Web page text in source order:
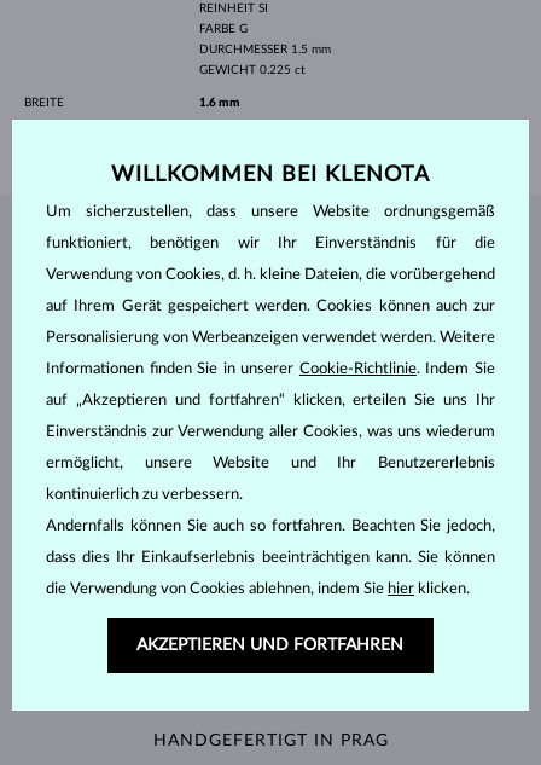
REINHEIT SI
FARBE G
DURCHMESSER 1.5 mm
GEWICHT 0.225 ct
BREITE 1.6 mm
SCHMUCK AUS DEMKLENOTA ATELIER
HANDGEFERTIGT IN PRAG
WILLKOMMEN BEI KLENOTA
Um sicherzustellen, dass unsere Website ordnungsgemäß
funktioniert, benötigen wir Ihr Einverständnis für die
Verwendung von Cookies, d. h. kleine Dateien, die vorübergehend
auf Ihrem Gerät gespeichert werden. Cookies können auch zur
Personalisierung von Werbeanzeigen verwendet werden. Weitere
Informationen finden Sie in unserer Cookie-Richtlinie. Indem Sie
auf „Akzeptieren und fortfahren“ klicken, erteilen Sie uns Ihr
Einverständnis zur Verwendung aller Cookies, was uns wiederum
ermöglicht, unsere Website und Ihr Benutzererlebnis
kontinuierlich zu verbessern.
Andernfalls können Sie auch so fortfahren. Beachten Sie jedoch,
dass dies Ihr Einkaufserlebnis beeinträchtigen kann. Sie können
die Verwendung von Cookies ablehnen, indem Sie hier klicken.
AKZEPTIEREN UND FORTFAHREN